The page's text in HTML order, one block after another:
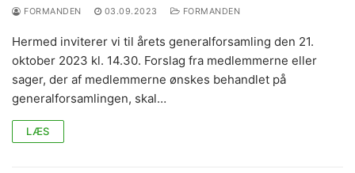
FORMANDEN 03.09.2023 FORMANDEN
Hermed inviterer vi til årets generalforsamling den 21.
oktober 2023 kl. 14.30. Forslag fra medlemmerne eller
sager, der af medlemmerne ønskes behandlet på
generalforsamlingen, skal…
LÆS